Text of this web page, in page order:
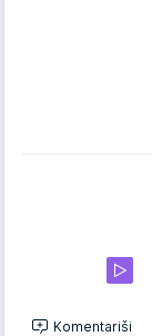
Komentariši